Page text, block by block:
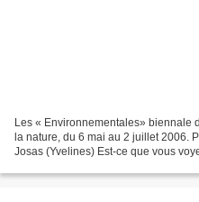
Les « Environnementales» biennale
la nature, du 6 mai au 2 juillet 2006.
Josas (Yvelines) Est-ce que vous